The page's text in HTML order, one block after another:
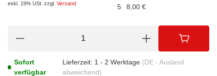
exkl. 19% USt. zzgl. Versand
5
8,00 €
Sofort
verfügbar
Lieferzeit: 1 - 2 Werktage (DE - Ausland
abweichend)